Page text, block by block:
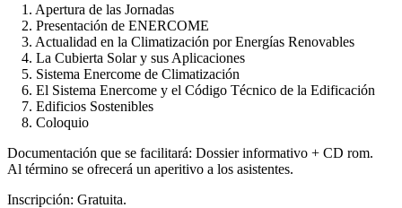
1. Apertura de las Jornadas
2. Presentación de ENERCOME
3. Actualidad en la Climatización por Energías Renovables
4. La Cubierta Solar y sus Aplicaciones
5. Sistema Enercome de Climatización
6. El Sistema Enercome y el Código Técnico de la Edificación
7. Edificios Sostenibles
8. Coloquio
Documentación que se facilitará: Dossier informativo + CD rom.
Al término se ofrecerá un aperitivo a los asistentes.
Inscripción: Gratuita.